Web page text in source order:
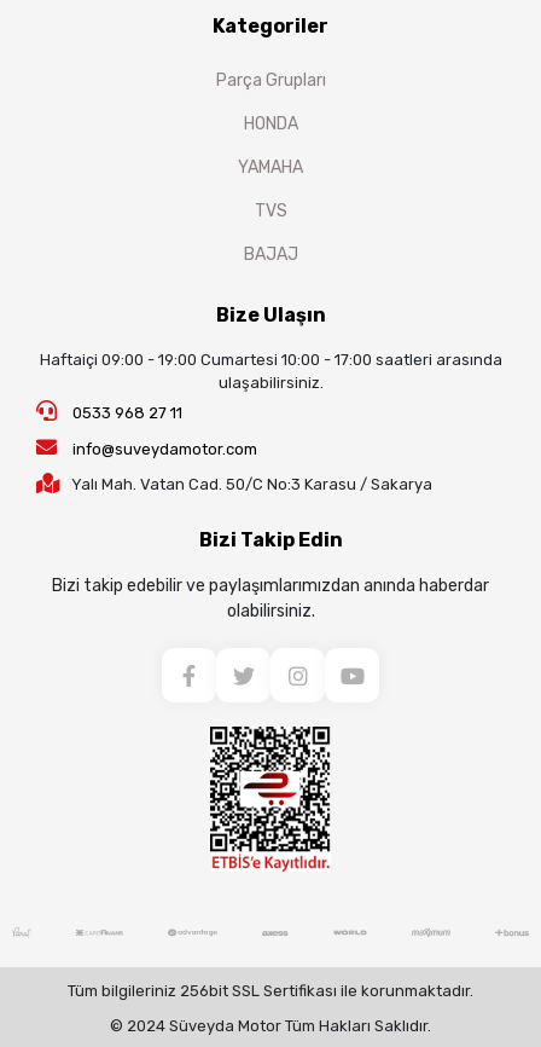
Kategoriler
Parça Grupları
HONDA
YAMAHA
TVS
BAJAJ
Bize Ulaşın
Haftaiçi 09:00 - 19:00 Cumartesi 10:00 - 17:00 saatleri arasında
ulaşabilirsiniz.
0533 968 27 11
info@suveydamotor.com
Yalı Mah. Vatan Cad. 50/C No:3 Karasu / Sakarya
Bizi Takip Edin
Bizi takip edebilir ve paylaşımlarımızdan anında haberdar
olabilirsiniz.
Tüm bilgileriniz 256bit SSL Sertifikası ile korunmaktadır.
© 2024 Süveyda Motor Tüm Hakları Saklıdır.